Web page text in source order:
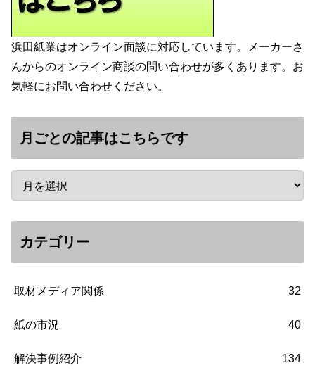
浜田紙業はオンライン面談に対応しています。メーカーさ
んからのオンライン商談の問い合わせが多くあります。お
気軽にお問い合わせください。
月ごとの記事はこちらです
カテゴリー
取材メディア関係 32
紙の市況 40
解決事例紹介 134